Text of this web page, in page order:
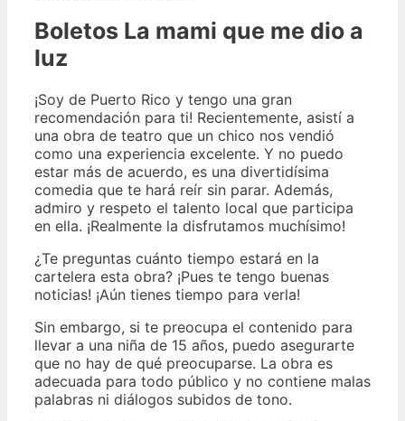
Boletos La mami que me dio a
luz
¡Soy de Puerto Rico y tengo una gran
recomendación para ti! Recientemente, asistí a
una obra de teatro que un chico nos vendió
como una experiencia excelente. Y no puedo
estar más de acuerdo, es una divertidísima
comedia que te hará reír sin parar. Además,
admiro y respeto el talento local que participa
en ella. ¡Realmente la disfrutamos muchísimo!
¿Te preguntas cuánto tiempo estará en la
cartelera esta obra? ¡Pues te tengo buenas
noticias! ¡Aún tienes tiempo para verla!
Sin embargo, si te preocupa el contenido para
llevar a una niña de 15 años, puedo asegurarte
que no hay de qué preocuparse. La obra es
adecuada para todo público y no contiene malas
palabras ni diálogos subidos de tono.